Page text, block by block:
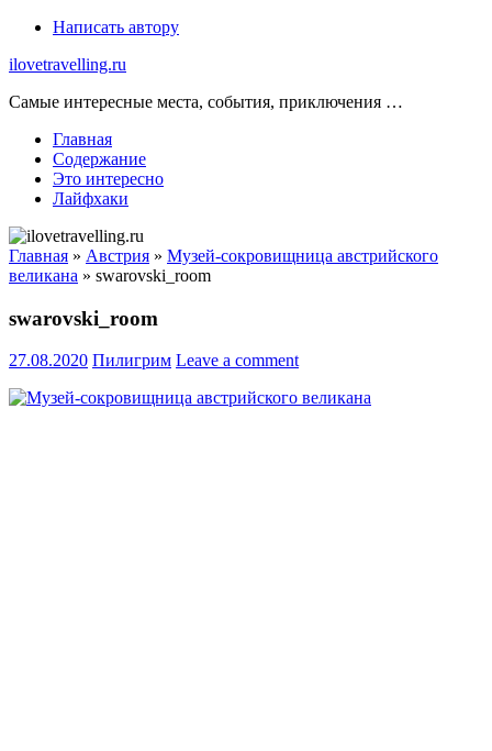
Skip
content
Написать автору
ilovetravelling.ru
Самые интересные места, события, приключения …
Главная
Содержание
Это интересно
Лайфхаки
Главная » Австрия » Музей-сокровищница австрийского
великана » swarovski_room
swarovski_room
27.08.2020 Пилигрим Leave a comment